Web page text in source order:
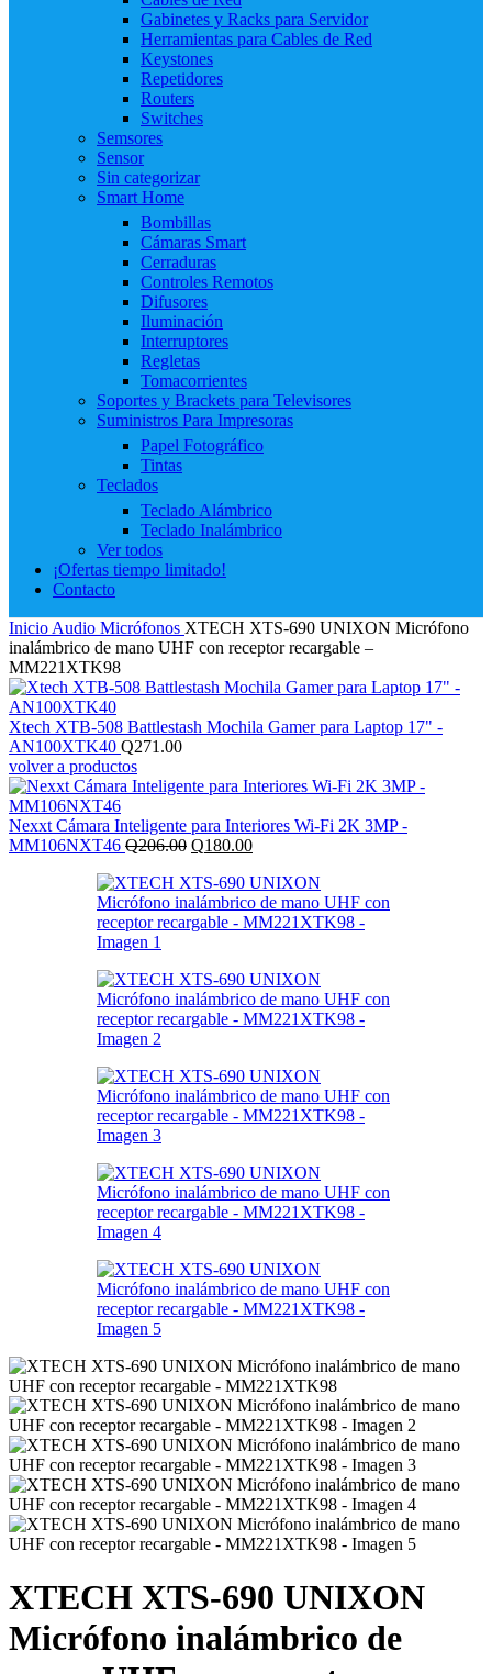
Gabinetes y Racks para Servidor
Herramientas para Cables de Red
Keystones
Repetidores
Routers
Switches
Semsores
Sensor
Sin categorizar
Smart Home
Bombillas
Cámaras Smart
Cerraduras
Controles Remotos
Difusores
Iluminación
Interruptores
Regletas
Tomacorrientes
Soportes y Brackets para Televisores
Suministros Para Impresoras
Papel Fotográfico
Tintas
Teclados
Teclado Alámbrico
Teclado Inalámbrico
Ver todos
¡Ofertas tiempo limitado!
Contacto
Inicio Audio Micrófonos XTECH XTS-690 UNIXON Micrófono
inalámbrico de mano UHF con receptor recargable –
MM221XTK98
Xtech XTB-508 Battlestash Mochila Gamer para Laptop 17" -
AN100XTK40 Q271.00
volver a productos
Nexxt Cámara Inteligente para Interiores Wi-Fi 2K 3MP -
MM106NXT46 Q206.00 El
original
era:
Q206.00.
Q180.00El
actual
es:
Q180.00.
XTECH XTS-690 UNIXON
Micrófono inalámbrico de